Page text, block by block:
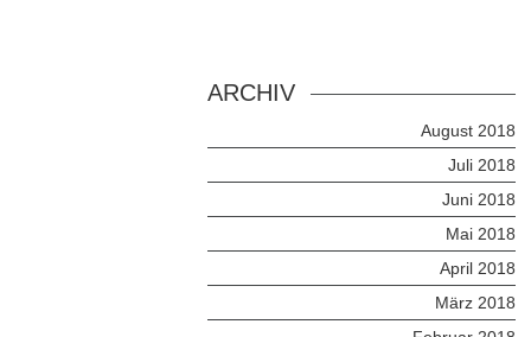
ARCHIV
August 2018
Juli 2018
Juni 2018
Mai 2018
April 2018
März 2018